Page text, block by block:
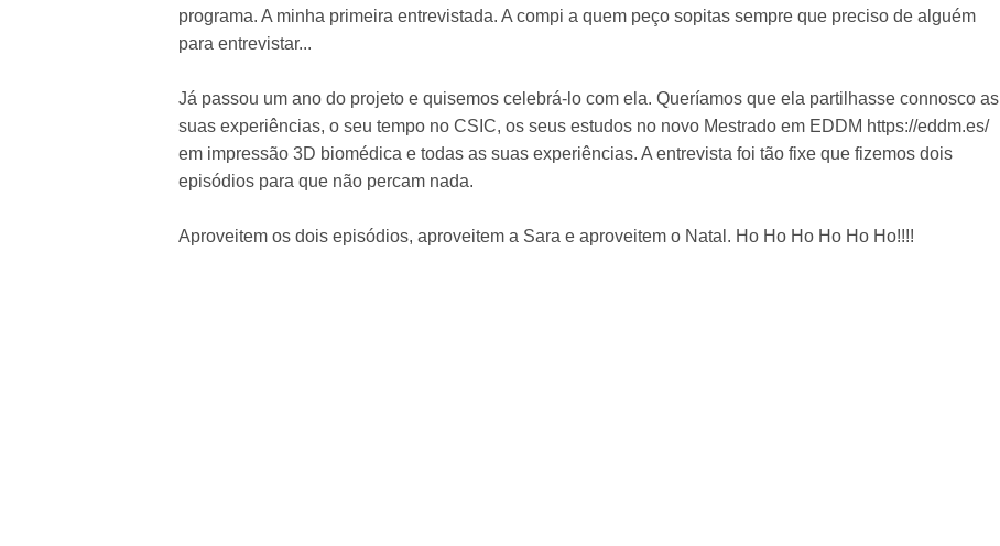
programa. A minha primeira entrevistada. A compi a quem peço sopitas sempre que preciso de alguém
para entrevistar...
Já passou um ano do projeto e quisemos celebrá-lo com ela. Queríamos que ela partilhasse connosco as
suas experiências, o seu tempo no CSIC, os seus estudos no novo Mestrado em EDDM https://eddm.es/
em impressão 3D biomédica e todas as suas experiências. A entrevista foi tão fixe que fizemos dois
episódios para que não percam nada.
Aproveitem os dois episódios, aproveitem a Sara e aproveitem o Natal. Ho Ho Ho Ho Ho Ho!!!!